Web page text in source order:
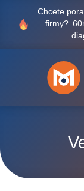
Chcete
firmy?